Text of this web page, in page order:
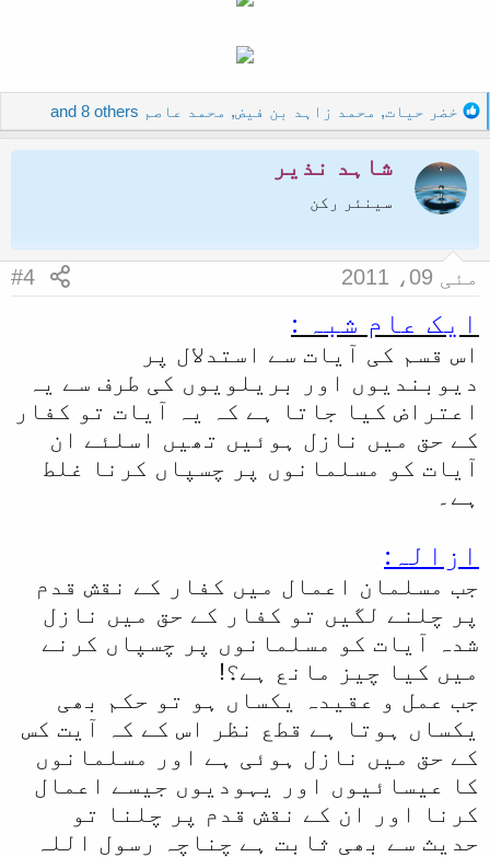
R
e
a
c
t
o
n
خضر حیات, محمد زاہد بن فیض, محمد عاصم
شاہد نذیر
سینئر رکن
مئی 09، 2011 #4
ایک عام شبہ :
اس قسم کی آیات سے استدلال پر
دیوبندیوں اور بریلویوں کی طرف سے یہ
اعتراض کیا جاتا ہے کہ یہ آیات تو کفار
کے حق میں نازل ہوئیں تھیں اسلئے ان
آیات کو مسلمانوں پر چسپاں کرنا غلط
ہے۔
ازالہ:
جب مسلمان اعمال میں کفار کے نقش قدم
پر چلنے لگیں تو کفار کے حق میں نازل
شدہ آیات کو مسلمانوں پر چسپاں کرنے
میں کیا چیز مانع ہے؟!
جب عمل و عقیدہ یکساں ہو تو حکم بھی
یکساں ہوتا ہے قطع نظر اس کے کہ آیت کس
کے حق میں نازل ہوئی ہے اور مسلمانوں
کا عیسائیوں اور یہودیوں جیسے اعمال
کرنا اور ان کے نقش قدم پر چلنا تو
حدیث سے بھی ثابت ہے چناچہ رسول اللہ